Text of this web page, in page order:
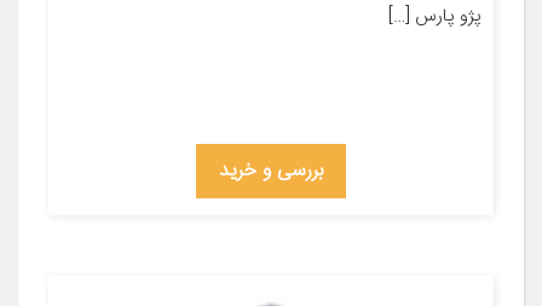
پژو پارس […]
بررسی و خرید